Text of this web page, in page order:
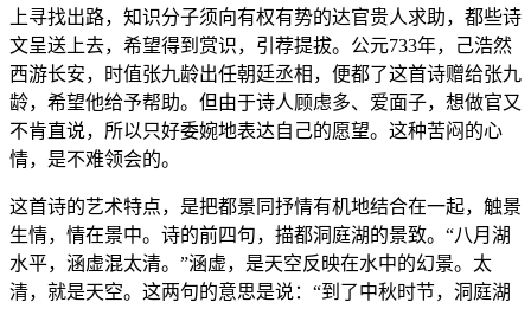
上寻找出路，知识分子须向有权有势的达官贵人求助，都些诗
文呈送上去，希望得到赏识，引荐提拔。公元733年，己浩然
西游长安，时值张九龄出任朝廷丞相，便都了这首诗赠给张九
龄，希望他给予帮助。但由于诗人顾虑多、爱面子，想做官又
不肯直说，所以只好委婉地表达自己的愿望。这种苦闷的心
情，是不难领会的。
这首诗的艺术特点，是把都景同抒情有机地结合在一起，触景
生情，情在景中。诗的前四句，描都洞庭湖的景致。“八月湖
水平，涵虚混太清。”涵虚，是天空反映在水中的幻景。太
清，就是天空。这两句的意思是说：“到了中秋时节，洞庭湖